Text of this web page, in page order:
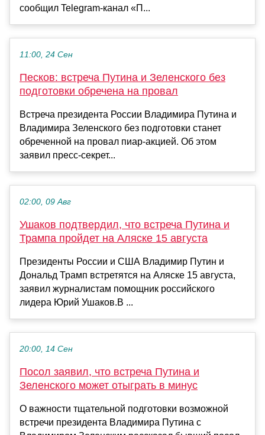
сообщил Telegram-канал «П...
11:00, 24 Сен
Песков: встреча Путина и Зеленского без
подготовки обречена на провал
Встреча президента России Владимира Путина и
Владимира Зеленского без подготовки станет
обреченной на провал пиар-акцией. Об этом
заявил пресс-секрет...
02:00, 09 Авг
Ушаков подтвердил, что встреча Путина и
Трампа пройдет на Аляске 15 августа
Президенты России и США Владимир Путин и
Дональд Трамп встретятся на Аляске 15 августа,
заявил журналистам помощник российского
лидера Юрий Ушаков.В ...
20:00, 14 Сен
Посол заявил, что встреча Путина и
Зеленского может отыграть в минус
О важности тщательной подготовки возможной
встречи президента Владимира Путина с